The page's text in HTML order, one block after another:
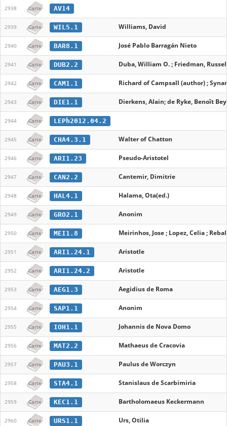
2938 Carte AV14
2939 Carte WIL5.1 Williams, David
2940 Carte BAR8.1 José Pablo Barragán Nieto
2941 Carte DUB2.2 Duba, William O. ; Friedman,
2942 Carte CAM1.1 Richard of Campsall (author) ;
2943 Carte DIE1.1 Dierkens, Alain; de Ryke, Benoît
2944 Carte LEPh2012.04.2
2945 Carte CHA4.3.1 Walter of Chatton
2946 Carte ARI1.23 Pseudo-Aristotel
2947 Carte CAN2.2 Cantemir, Dimitrie
2948 Carte HAL4.1 Halama, Ota(ed.)
2949 Carte GRO2.1 Anonim
2950 Carte MEI1.8 Meirinhos, Jose ; Lopez, Celia ;
2951 Carte ARI1.24.1 Aristotle
2952 Carte ARI1.24.2 Aristotle
2953 Carte AEG1.3 Aegidius de Roma
2954 Carte SAP1.1 Anonim
2955 Carte IOH1.1 Johannis de Nova Domo
2956 Carte MAT2.2 Mathaeus de Cracovia
2957 Carte PAU3.1 Paulus de Worczyn
2958 Carte STA4.1 Stanislaus de Scarbimiria
2959 Carte KEC1.1 Bartholomaeus Keckermann
2960 Carte URS1.1 Urs, Otilia